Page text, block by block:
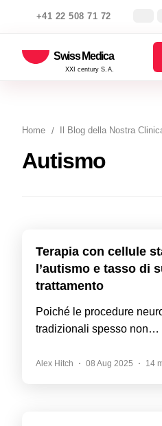
+41 22 508 71 72
Swiss Medica
XXI century S.A.
Home Il Blog della Nostra
Autismo
Terapia con cellule
l’autismo e tasso di
trattamento
Poiché le procedure
tradizionali spesso non…
Alex Hitch 08 Aug 2025 14